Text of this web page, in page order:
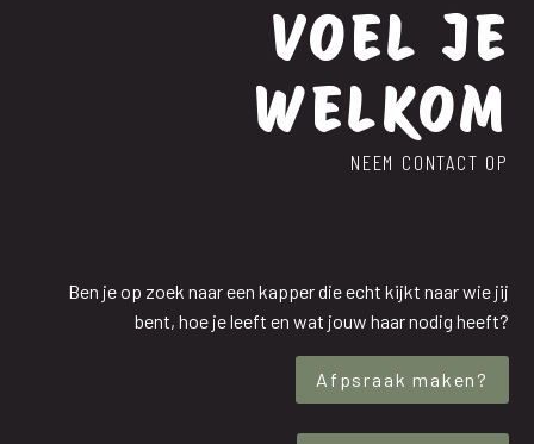
VOEL JE
WELKOM
NEEM CONTACT OP
Ben je op zoek naar een kapper die echt kijkt naar wie jij
bent, hoe je leeft en wat jouw haar nodig heeft?
Afpsraak maken?